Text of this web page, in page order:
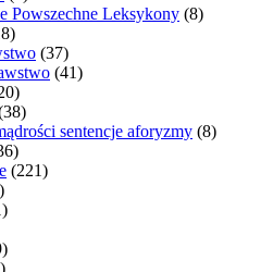
Powszechne Leksykony (8)
(37)
(41)
sentencje aforyzmy (8)
(221)